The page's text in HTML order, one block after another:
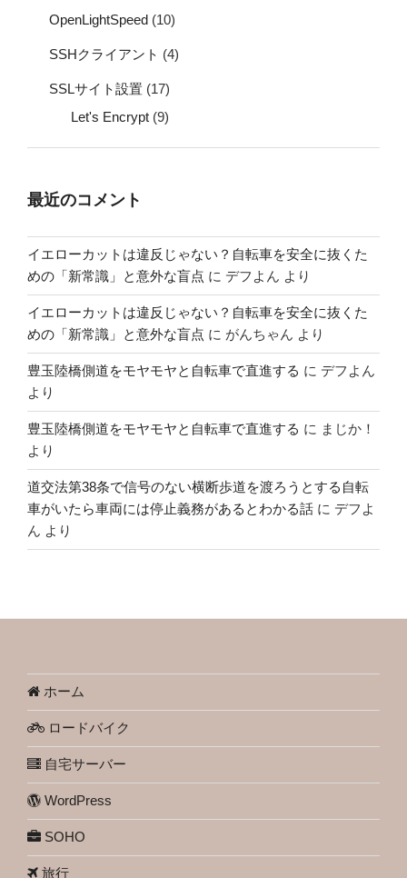
OpenLightSpeed (10)
SSHクライアント (4)
SSLサイト設置 (17)
Let's Encrypt (9)
最近のコメント
イエローカットは違反じゃない？自転車を安全に抜くた
めの「新常識」と意外な盲点 に デフよん より
イエローカットは違反じゃない？自転車を安全に抜くた
めの「新常識」と意外な盲点 に がんちゃん より
豊玉陸橋側道をモヤモヤと自転車で直進する に デフよん
より
豊玉陸橋側道をモヤモヤと自転車で直進する に まじか！
より
道交法第38条で信号のない横断歩道を渡ろうとする自転
車がいたら車両には停止義務があるとわかる話 に デフよ
ん より
ホーム
ロードバイク
自宅サーバー
WordPress
SOHO
旅行